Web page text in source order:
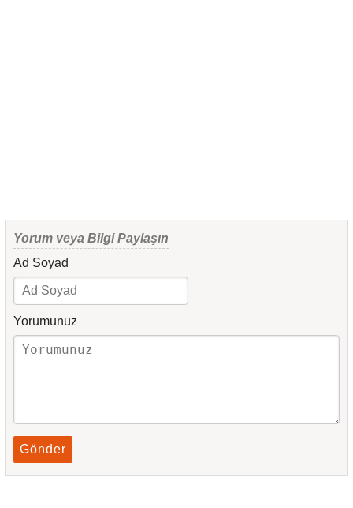
Yorum veya Bilgi Paylaşın
Ad Soyad
Yorumunuz
Gönder